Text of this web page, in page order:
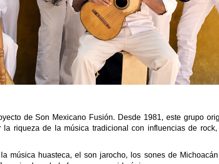
de Son Mexicano Fusión. Desde 1981, este grupo
riqueza de la música tradicional con influencias de
música huasteca, el son jarocho, los sones de